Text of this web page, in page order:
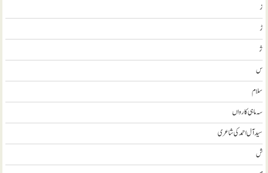
ز
ڑ
ژ
س
سلام
سہ ماہی کارواں
سيد آل احمد کی شاعری
ش